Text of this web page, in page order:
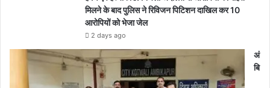
मिलने के बाद पुलिस ने रिविजन पिटिशन दाखिल कर 10
आरोपियों को भेजा जेल
2 days ago
अं
बि